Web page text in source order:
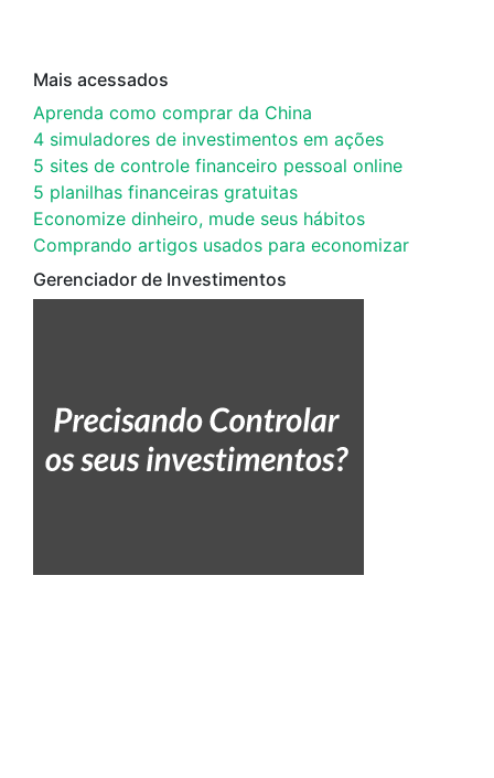
Mais acessados
Aprenda como comprar da China
4 simuladores de investimentos em ações
5 sites de controle financeiro pessoal online
5 planilhas financeiras gratuitas
Economize dinheiro, mude seus hábitos
Comprando artigos usados para economizar
Gerenciador de Investimentos